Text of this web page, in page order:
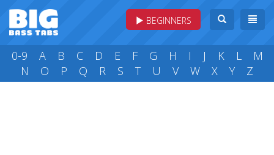
BEGINNERS
0-9 A B C D E F G H I J K L
M
N
O P Q R S T U V W X Y Z